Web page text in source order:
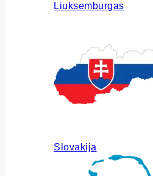
Liuksemburgas
Slovakija